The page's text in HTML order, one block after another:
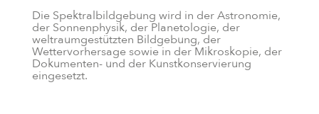
Die Spektralbildgebung wird in der Astronomie,
der Sonnenphysik, der Planetologie, der
weltraumgestützten Bildgebung, der
Wettervorhersage sowie in der Mikroskopie, der
Dokumenten- und der Kunstkonservierung
eingesetzt.